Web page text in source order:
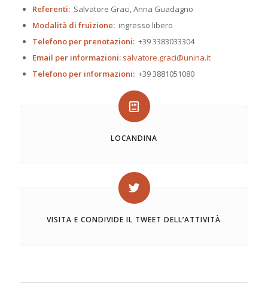
Referenti: Salvatore Graci, Anna Guadagno
Modalità di fruizione: ingresso libero
Telefono per prenotazioni: +39 3383033304
Email per informazioni: salvatore.graci@unina.it
Telefono per informazioni: +39 3881051080
LOCANDINA
VISITA E CONDIVIDE IL TWEET DELL’ATTIVITÀ